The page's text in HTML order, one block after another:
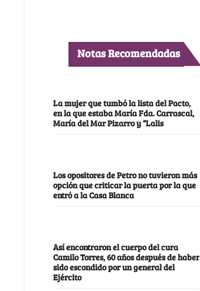
Notas Recomendadas
La mujer que tumbó la lista del Pacto,
en la que estaba María Fda. Carrascal,
María del Mar Pizarro y “Lalis
Los opositores de Petro no tuvieron más
opción que criticar la puerta por la que
entró a la Casa Blanca
Así encontraron el cuerpo del cura
Camilo Torres, 60 años después de haber
sido escondido por un general del
Ejército